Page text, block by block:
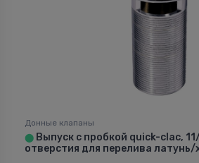
Донные клапаны
⬤ Выпуск с пробкой quick-clac,
отверстия для перелива латунь/